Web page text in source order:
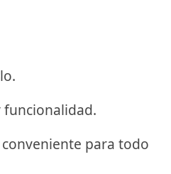
funcionalidad.
para todo